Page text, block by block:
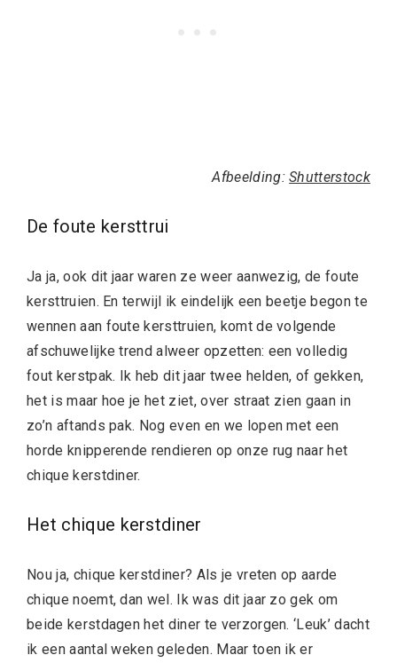
Afbeelding:Shutterstock
De foute kersttrui
Ja ja, ook dit jaar waren ze weer aanwezig, de foute
kersttruien. En terwijl ik eindelijk een beetje begon te
wennen aan foute kersttruien, komt de volgende
afschuwelijke trend alweer opzetten: een volledig
fout kerstpak. Ik heb dit jaar twee helden, of gekken,
het is maar hoe je het ziet, over straat zien gaan in
zo’n aftands pak. Nog even en we lopen met een
horde knipperende rendieren op onze rug naar het
chique kerstdiner.
Het chique kerstdiner
Nou ja, chique kerstdiner? Als je vreten op aarde
chique noemt, dan wel. Ik was dit jaar zo gek om
beide kerstdagen het diner te verzorgen. ‘Leuk’ dacht
ik een aantal weken geleden. Maar toen ik er